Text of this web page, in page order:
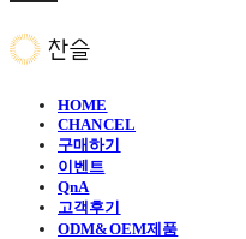
HOME
CHANCEL
구매하기
이벤트
QnA
고객후기
ODM&OEM제품